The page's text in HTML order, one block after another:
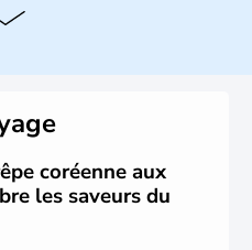
en sont les deux
partage sa culture avec la
s’y sont déroulés en
du Monde de football en
Japon.
coréenne aux
les saveurs du